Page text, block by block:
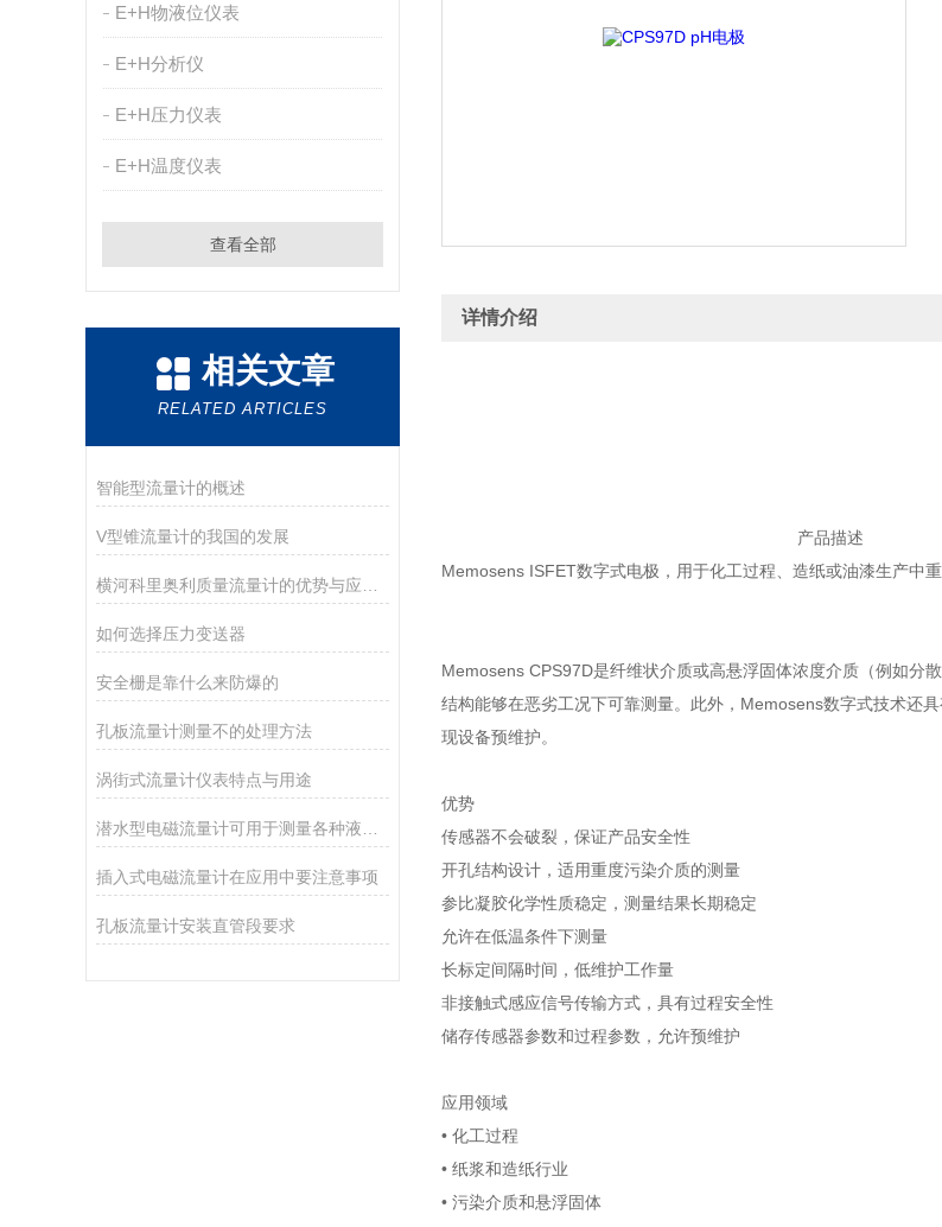
E+H物液位仪表
E+H分析仪
E+H压力仪表
E+H温度仪表
查看全部
相关文章
RELATED ARTICLES
智能型流量计的概述
V型锥流量计的我国的发展
如何选择压力变送器
安全栅是靠什么来防爆的
孔板流量计测量不的处理方法
涡街式流量计仪表特点与用途
插入式电磁流量计在应用中要注意事项
孔板流量计安装直管段要求
详情介绍
产品描述
Memosens ISFET数字式电极，用于化工过程、造纸或油漆生产中
Memosens CPS97D是纤维状介质或高悬浮固体浓度介质（例如分
结构能够在恶劣工况下可靠测量。此外，Memosens数字式技术还
现设备预维护。
优势
传感器不会破裂，保证产品安全性
开孔结构设计，适用重度污染介质的测量
参比凝胶化学性质稳定，测量结果长期稳定
允许在低温条件下测量
长标定间隔时间，低维护工作量
非接触式感应信号传输方式，具有过程安全性
储存传感器参数和过程参数，允许预维护
应用领域
• 化工过程
• 纸浆和造纸行业
• 污染介质和悬浮固体